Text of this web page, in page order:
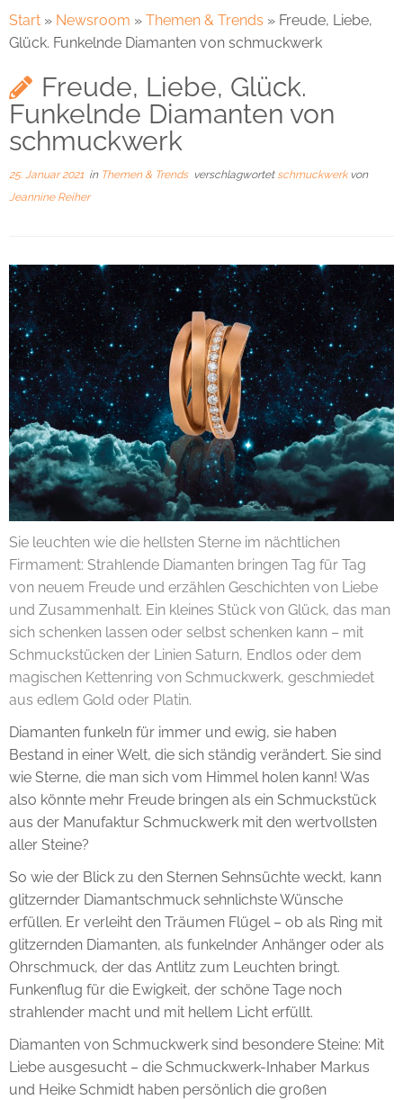
Start » Newsroom » Themen & Trends » Freude, Liebe,
Glück. Funkelnde Diamanten von schmuckwerk
Freude, Liebe, Glück.
Funkelnde Diamanten von
schmuckwerk
25. Januar 2021 in Themen & Trends verschlagwortet schmuckwerk von
Jeannine Reiher
Sie leuchten wie die hellsten Sterne im nächtlichen
Firmament: Strahlende Diamanten bringen Tag für Tag
von neuem Freude und erzählen Geschichten von Liebe
und Zusammenhalt. Ein kleines Stück von Glück, das man
sich schenken lassen oder selbst schenken kann – mit
Schmuckstücken der Linien Saturn, Endlos oder dem
magischen Kettenring von Schmuckwerk, geschmiedet
aus edlem Gold oder Platin.
Diamanten funkeln für immer und ewig, sie haben
Bestand in einer Welt, die sich ständig verändert. Sie sind
wie Sterne, die man sich vom Himmel holen kann! Was
also könnte mehr Freude bringen als ein Schmuckstück
aus der Manufaktur Schmuckwerk mit den wertvollsten
aller Steine?
So wie der Blick zu den Sternen Sehnsüchte weckt, kann
glitzernder Diamantschmuck sehnlichste Wünsche
erfüllen. Er verleiht den Träumen Flügel – ob als Ring mit
glitzernden Diamanten, als funkelnder Anhänger oder als
Ohrschmuck, der das Antlitz zum Leuchten bringt.
Funkenflug für die Ewigkeit, der schöne Tage noch
strahlender macht und mit hellem Licht erfüllt.
Diamanten von Schmuckwerk sind besondere Steine: Mit
Liebe ausgesucht – die Schmuckwerk-Inhaber Markus
und Heike Schmidt haben persönlich die großen